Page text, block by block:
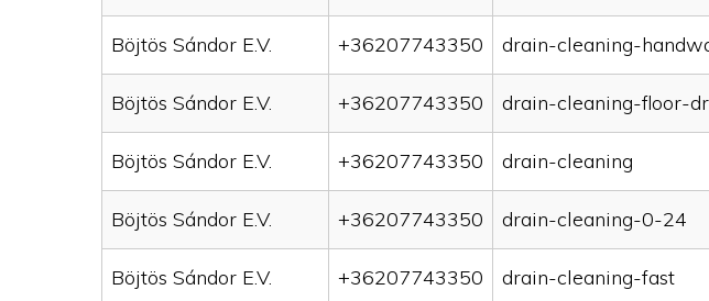
Böjtös Sándor E.V. +36207743350 drain-cleaning-
Böjtös Sándor E.V. +36207743350 drain-cleaning-floor-
Böjtös Sándor E.V. +36207743350 drain-cleaning
Böjtös Sándor E.V. +36207743350 drain-cleaning-0-24
Böjtös Sándor E.V. +36207743350 drain-cleaning-fast